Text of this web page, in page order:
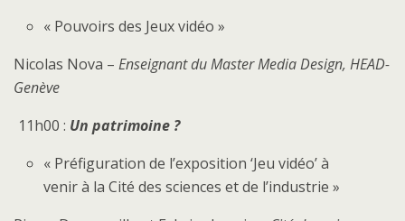
« Pouvoirs des Jeux vidéo »
Nicolas Nova – Enseignant duMaster Media Design, HEAD-
Genève
11h00 : Un patrimoine ?
« Préfiguration de l’exposition ‘Jeu vidéo’ à
venir à la Cité des sciences et de l’industrie »